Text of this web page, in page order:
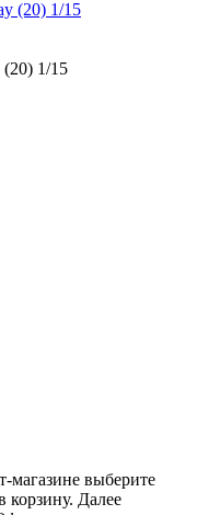
1/15
магазине выберите
корзину. Далее